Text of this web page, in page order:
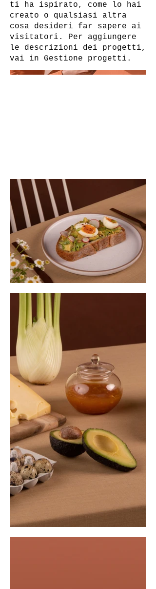
ti ha ispirato, come lo hai
creato o qualsiasi altra
cosa desideri far sapere ai
visitatori. Per aggiungere
le descrizioni dei progetti,
vai in Gestione progetti.